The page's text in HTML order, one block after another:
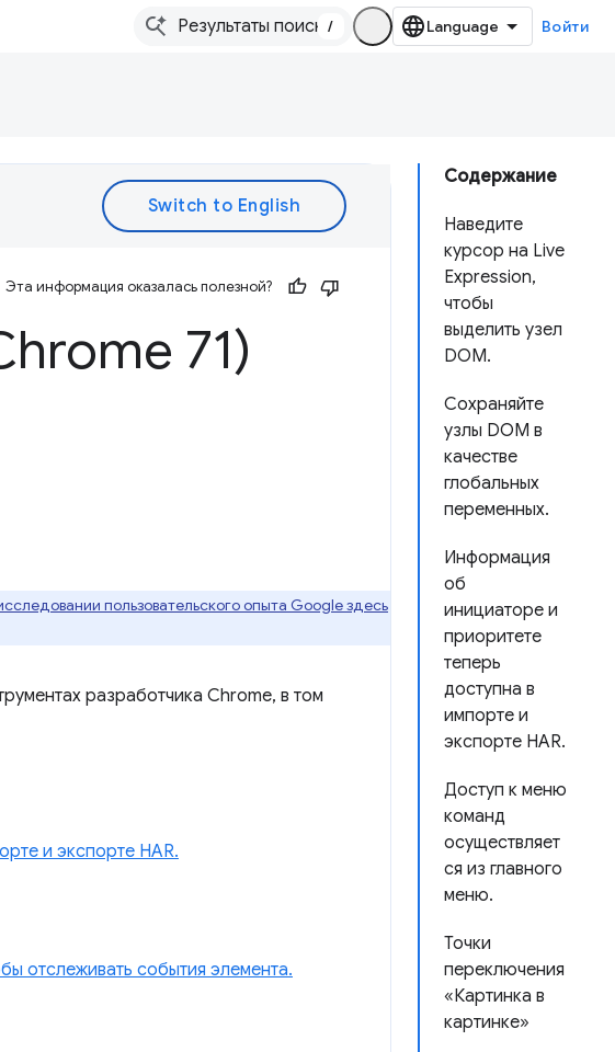
/ Войти
Содержание
Наведите
курсор на Live
Expression,
чтобы
выделить узел
DOM.
Сохраняйте
узлы DOM в
качестве
глобальных
переменных.
Информация
об
инициаторе и
приоритете
теперь
доступна в
импорте и
экспорте HAR.
Доступ к меню
команд
осуществляет
ся из главного
меню.
Точки
переключения
«Картинка в
картинке»
Эта информация оказалась полезной?
71)
пользовательского опыта Google здесь
разработчика Chrome, в том
и экспорте HAR.
отслеживать события элемента.